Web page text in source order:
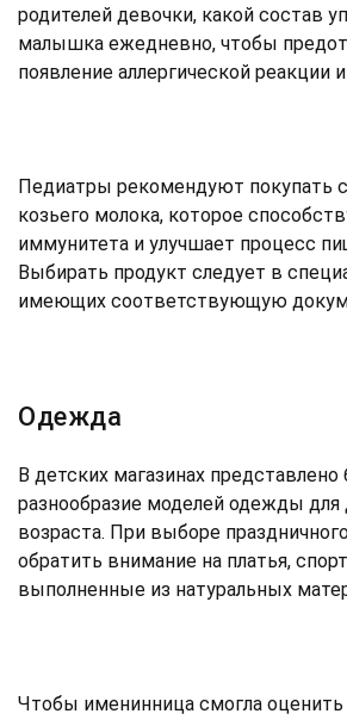
родителей девочки, какой состав
малышка ежедневно, чтобы
появление аллергической реакции
Педиатры рекомендуют покупать
козьего молока, которое
иммунитета и улучшает процесс
Выбирать продукт следует в
имеющих соответствующую
Одежда
В детских магазинах
разнообразие моделей одежды для
возраста. При выборе
обратить внимание на платья,
выполненные из натуральных
Чтобы именинница смогла